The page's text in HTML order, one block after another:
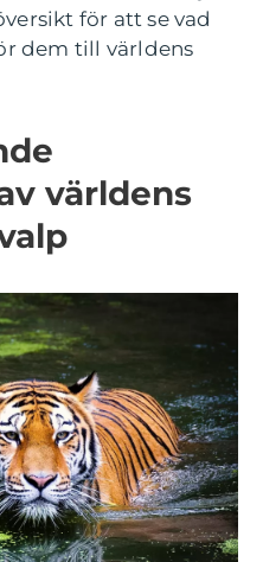
för att se vad
dem till världens
världens